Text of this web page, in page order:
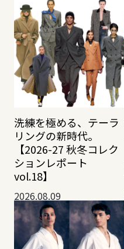
洗練を極める、テーラ
リングの新時代。
【2026-27 秋冬コレク
ションレポート
vol.18】
2026.08.09